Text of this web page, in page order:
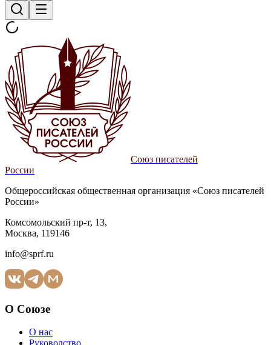
Союз писателей
России
Общероссийская общественная организация «Союз писателей
России»
Комсомольский пр-т, 13,
Москва, 119146
info@sprf.ru
О Союзе
О нас